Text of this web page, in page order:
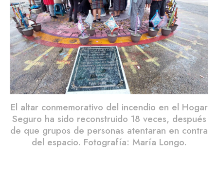
El altar conmemorativo del incendio en el Hogar
Seguro ha sido reconstruido 18 veces, después
de que grupos de personas atentaran en contra
del espacio. Fotografía: María Longo.